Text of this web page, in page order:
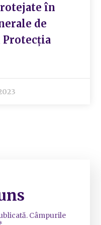
în
de
Protecția
Câmpurile